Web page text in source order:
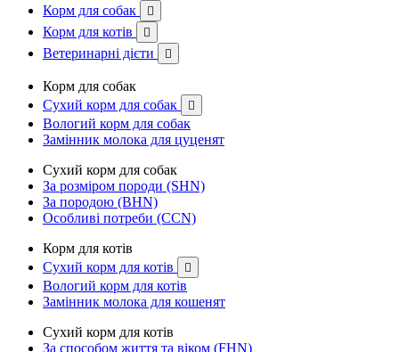
Корм для собак

Корм для котів 
Ветеринарні дієти 
Корм для собак
Сухий корм для собак

Вологий корм для собак
Замінник молока для цуценят
Сухий корм для собак
За розміром породи (SHN)
За породою (BHN)
Особливі потреби (CCN)
Корм для котів
Сухий корм для котів

Вологий корм для котів
Замінник молока для кошенят
Сухий корм для котів
За способом життя та віком (FHN)